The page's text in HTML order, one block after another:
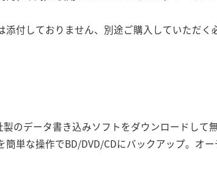
付しておりません、別途ご購入していただく
のデータ書き込みソフトをダウンロードして
単な操作でBD/DVD/CDにバックアップ。オ